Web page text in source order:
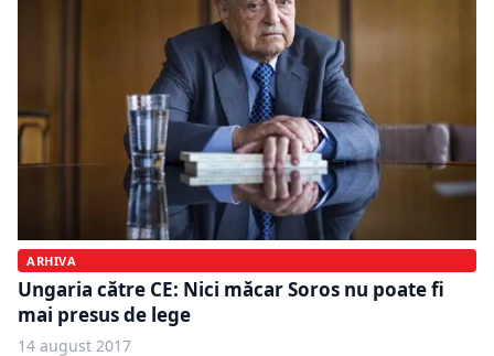
ARHIVA
Ungaria către CE: Nici măcar Soros nu poate fi
mai presus de lege
14 august 2017